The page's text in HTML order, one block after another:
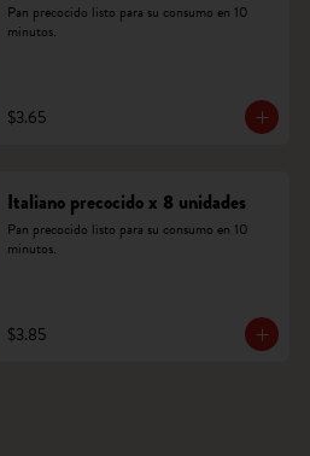
Pan precocido listo para su consumo en 10
minutos.
$3.65
Italiano precocido x 8 unidades
Pan precocido listo para su consumo en 10
minutos.
$3.85